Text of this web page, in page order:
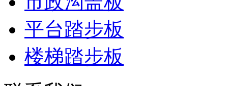
平台踏步板
楼梯踏步板